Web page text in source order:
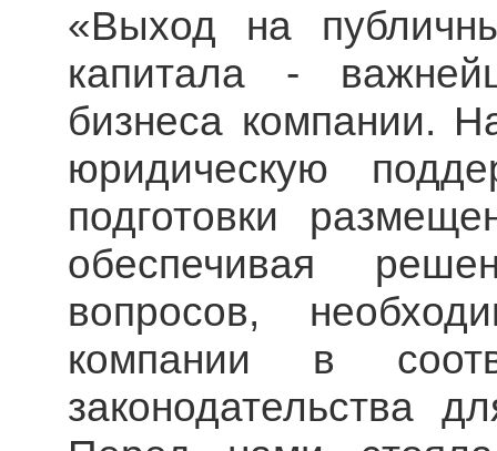
«Выход на
капитала -
бизнеса компании.
юридическую
подготовки
обеспечивая
вопросов,
компании в
законодательства